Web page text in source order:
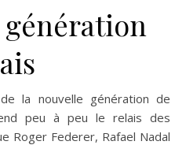
la nouvelle génération de
peu à peu le relais des
Roger Federer, Rafael Nadal